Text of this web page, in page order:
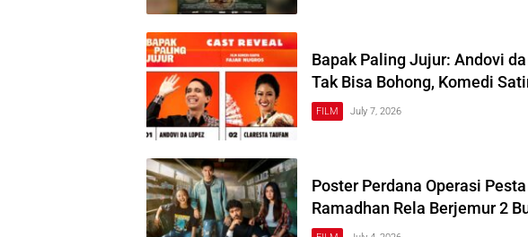
Bapak Paling Jujur: Andovi
Tak Bisa Bohong, Komedi
FILM July 7, 2026
Poster Perdana Operasi
Ramadhan Rela Berjemur 2